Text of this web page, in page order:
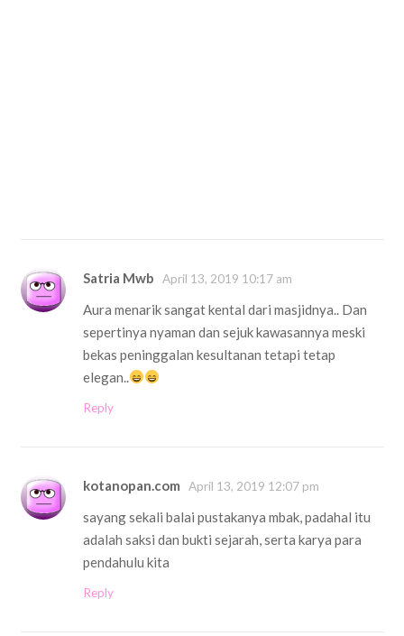
Satria Mwb April 13, 2019 10:17 am
Aura menarik sangat kental dari masjidnya.. Dan
sepertinya nyaman dan sejuk kawasannya meski
bekas peninggalan kesultanan tetapi tetap
elegan..
Reply
kotanopan.com April 13, 2019 12:07 pm
sayang sekali balai pustakanya mbak, padahal itu
adalah saksi dan bukti sejarah, serta karya para
pendahulu kita
Reply